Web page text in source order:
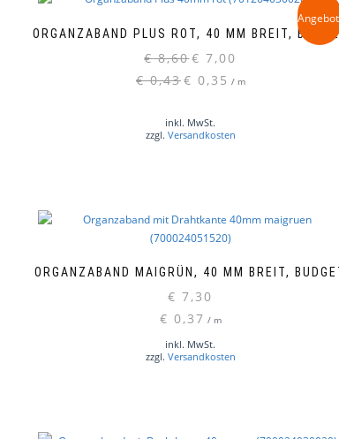
ORGANZABAND PLUS ROT, 40 MM BREIT,
€8,60Ursprünglicher
Preis
€ 7,00
€0,43€ 0,35 / m
inkl. MwSt.
zzgl. Versandkosten
ORGANZABAND MAIGRÜN, 40 MM BREIT,
€ 7,30
€ 0,37 / m
inkl. MwSt.
zzgl. Versandkosten